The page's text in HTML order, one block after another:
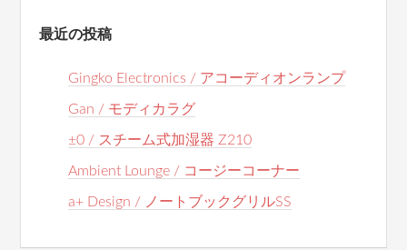
最近の投稿
Gingko Electronics / アコーディオンランプ
Gan / モディカラグ
±0 / スチーム式加湿器 Z210
Ambient Lounge / コージーコーナー
a+ Design / ノートブックグリルSS